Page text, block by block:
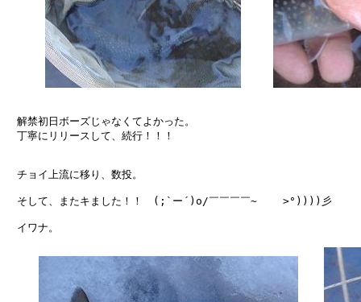
解禁初日ボーズじゃなくてよかった。
丁寧にリリースして、続行！！！
チョイ上流に移り、数投。
そして、またキました！！　(;`ー´)o/￣￣￣￣~    >°))))彡
イワナ。